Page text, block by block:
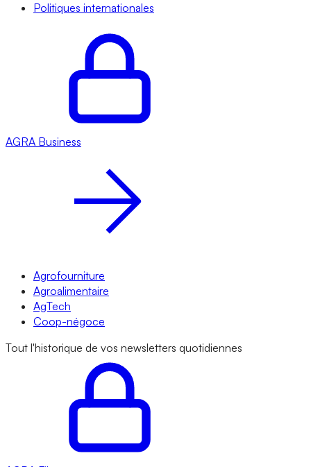
Politiques internationales
AGRA Business
Agrofourniture
Agroalimentaire
AgTech
Coop-négoce
Tout l'historique de vos newsletters quotidiennes